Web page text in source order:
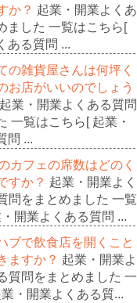
か？ 起業・開業よくあ
ました 一覧はこちら[
ある質問 ...
の雑貨屋さんは何坪く
お店がいいのでしょう
起業・開業よくある質問
一覧はこちら[ 起業・
問 ...
カフェの席数はどのく
すか？ 起業・開業よく
問をまとめました 一覧
開業よくある質問 ...
ブで飲食店を開くこと
ますか？ 起業・開業よ
質問をまとめました 一
・開業よくある質...